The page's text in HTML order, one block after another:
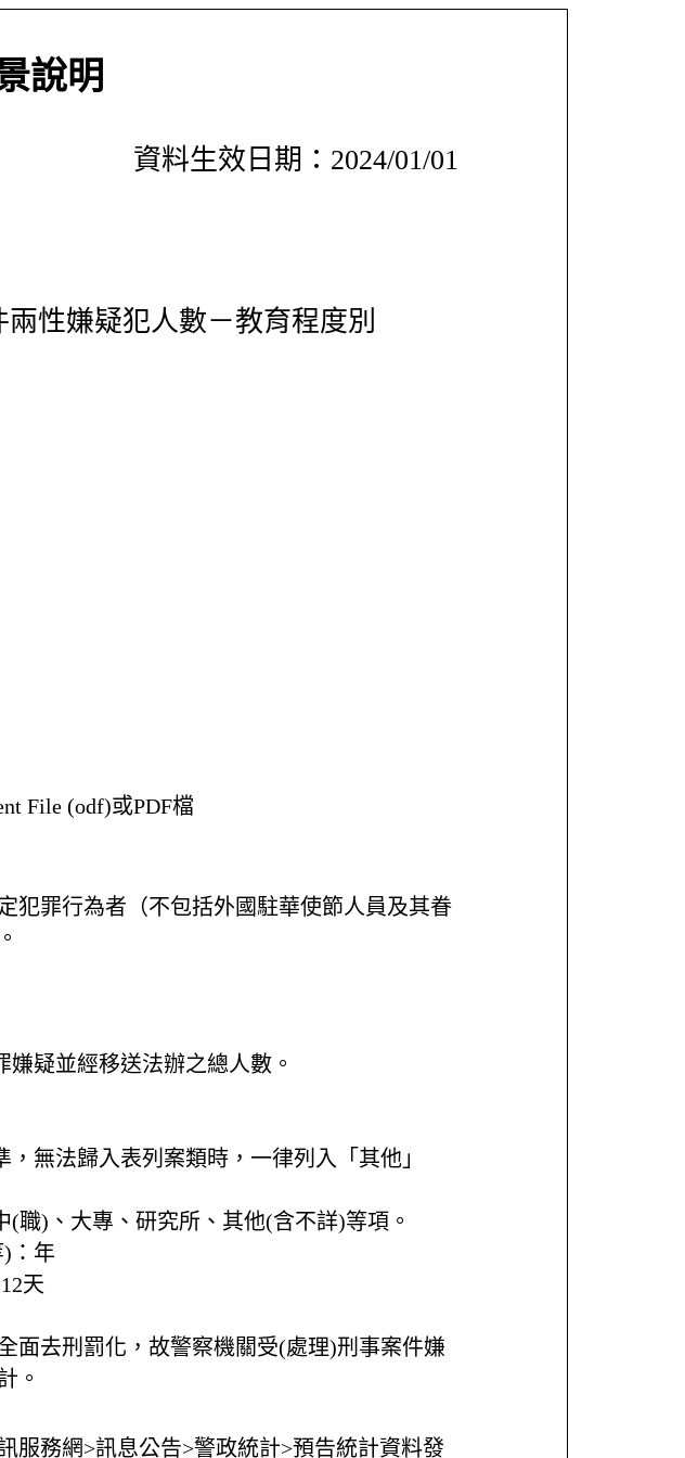
說明
資料生效日期：2024/01/01
性嫌疑犯人數－教育程度別
File (odf)或PDF檔
犯罪行為者（不包括外國駐華使節人員及其眷
疑並經移送法辦之總人數。
無法歸入表列案類時，一律列入「其他」
職)、大專、研究所、其他(含不詳)等項。
年
天
面去刑罰化，故警察機關受(處理)刑事案件嫌
。
服務網>訊息公告>警政統計>預告統計資料發